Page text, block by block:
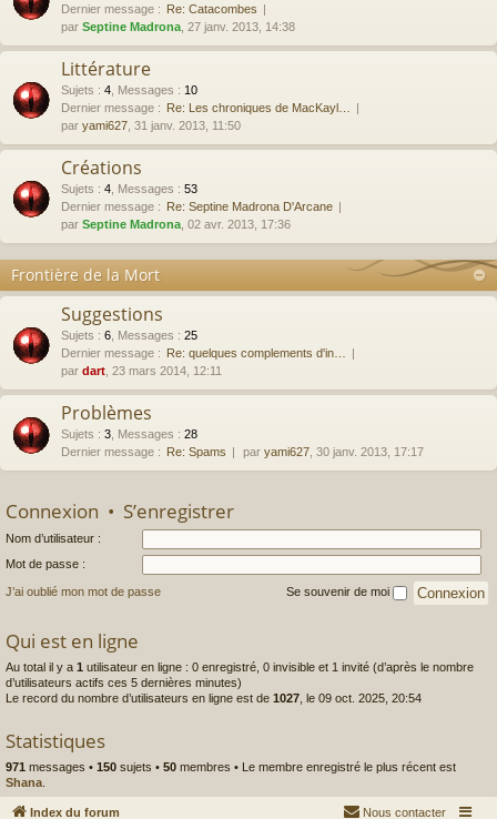
Dernier message : Re: Catacombes
par Septine Madrona , 27 janv. 2013, 14:38
Littérature
Sujets : 4 Messages : 10
Dernier message : Re: Les chroniques de MacKayl…
par yami627 , 31 janv. 2013, 11:50
Créations
Sujets : 4 Messages : 53
Dernier message : Re: Septine Madrona D'Arcane
par Septine Madrona , 02 avr. 2013, 17:36
Frontière de la Mort
Suggestions
Sujets : 6 Messages : 25
Dernier message : Re: quelques complements d'in…
par dart , 23 mars 2014, 12:11
Problèmes
Sujets : 3 Messages : 28
Dernier message : Re: Spams par yami627 , 30 janv. 2013, 17:17
Connexion • S’enregistrer
Nom d’utilisateur :
Mot de passe :
J’ai oublié mon mot de passe Se souvenir de moi
Qui est en ligne
Au total il y a 1 utilisateur en ligne : 0 enregistré, 0 invisible et 1 invité (d’après le nombre
d’utilisateurs actifs ces 5 dernières minutes)
Le record du nombre d’utilisateurs en ligne est de 1027, le 09 oct. 2025, 20:54
Statistiques
971 messages • 150 sujets • 50 membres • Le membre enregistré le plus récent est
Shana.
Index du forum Nous contacter